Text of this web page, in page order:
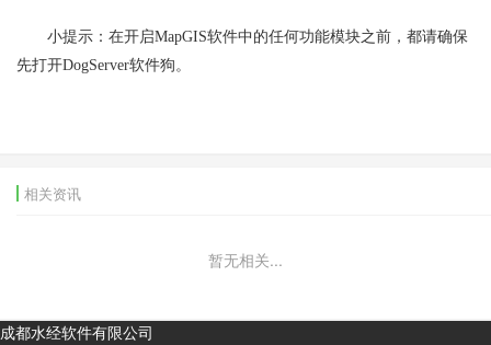
小提示：在开启MapGIS软件中的任何功能模块之前，都请确保
先打开DogServer软件狗。
相关资讯
暂无相关...
成都水经软件有限公司